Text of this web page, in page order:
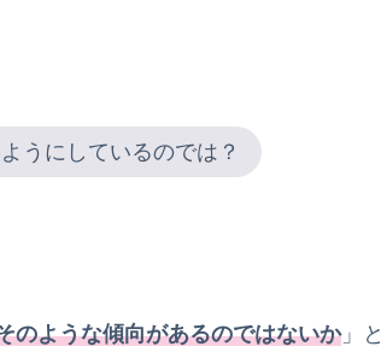
うにしているのでは？
のような傾向があるのではないか」と